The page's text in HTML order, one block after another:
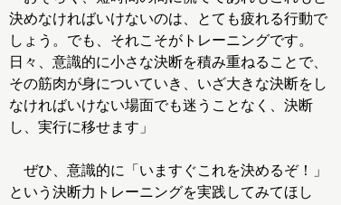
決めなければいけないのは、とても疲れる行動で
しょう。でも、それこそがトレーニングです。
日々、意識的に小さな決断を積み重ねることで、
その筋肉が身についていき、いざ大きな決断をし
なければいけない場面でも迷うことなく、決断
し、実行に移せます」
ぜひ、意識的に「いますぐこれを決めるぞ！」
という決断力トレーニングを実践してみてほし